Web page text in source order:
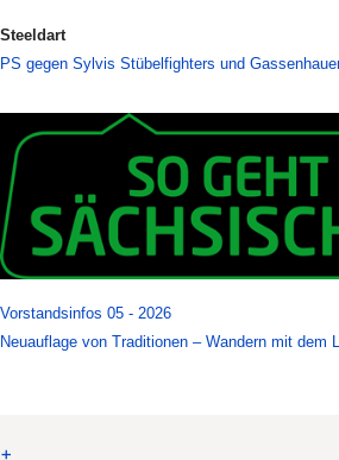
Steeldart
PS gegen Sylvis Stübelfighters und
Vorstandsinfos 05 - 2026
Neuauflage von Traditionen – Wandern mit dem
+